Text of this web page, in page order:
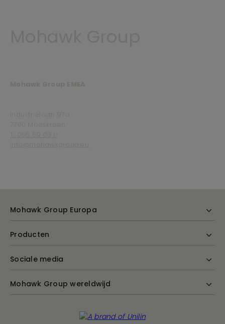
Mohawk Group Europa
Producten
Sociale media
Mohawk Group wereldwijd